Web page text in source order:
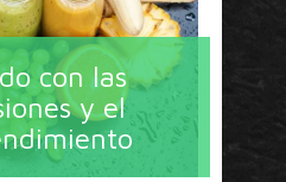
con las
y el
lo último en estrategias,
con un enfoque en México
contiene lo imprescindible
liderazgo, redes
marketing. Los contenidos
de negocios y dirigidos hacia
y especialistas en